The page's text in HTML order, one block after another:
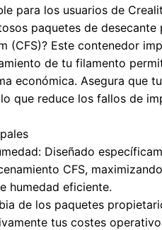
para los usuarios de
paquetes de
(CFS)? Este contenedor
de tu filamento
económica. Asegura que
que reduce los fallos de
Diseñado
CFS,
humedad eficiente.
de los paquetes
tus costes